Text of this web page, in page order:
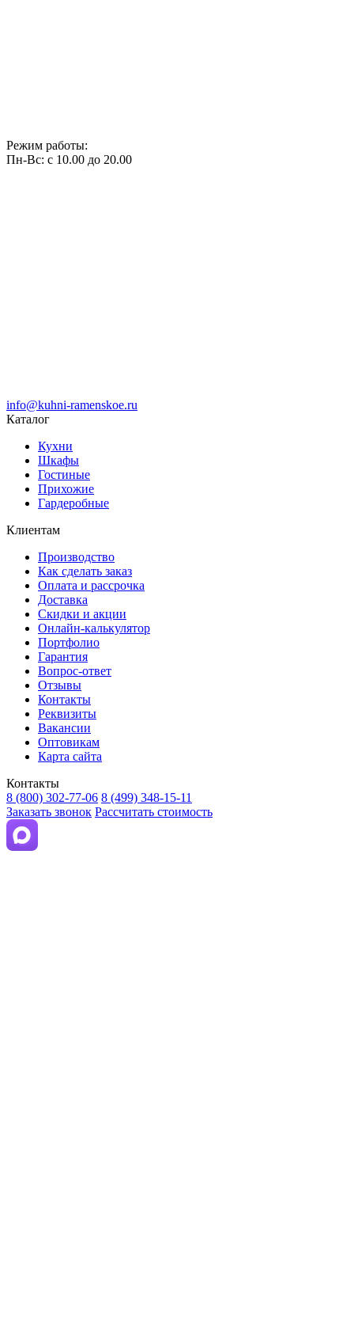
Режим работы:
Пн-Вс: с 10.00 до 20.00
info@kuhni-ramenskoe.ru
Каталог
Кухни
Шкафы
Гостиные
Прихожие
Гардеробные
Клиентам
Производство
Как сделать заказ
Оплата и рассрочка
Доставка
Скидки и акции
Онлайн-калькулятор
Портфолио
Гарантия
Вопрос-ответ
Отзывы
Контакты
Реквизиты
Вакансии
Оптовикам
Карта сайта
Контакты
8 (800) 302-77-06 8 (499) 348-15-11
Заказать звонок Рассчитать стоимость